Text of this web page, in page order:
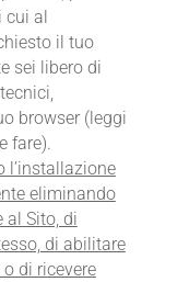
cui al
il tuo
sei libero di
browser (leggi
fare).
l’installazione
eliminando
al Sito, di
di abilitare
di ricevere